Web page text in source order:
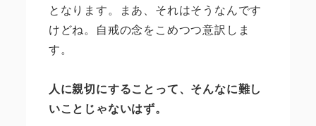
となります。まあ、それはそうなんです
けどね。自戒の念をこめつつ意訳しま
す。
人に親切にすることって、そんなに難し
いことじゃないはず。